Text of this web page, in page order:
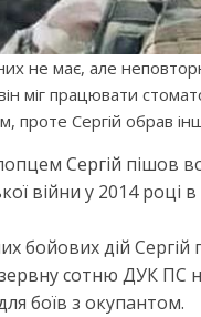
не має, але
міг працювати
проте Сергій обрав
Сергій пішов
війни у 2014
бойових дій
сотню ДУК ПС
боїв з окупантом.